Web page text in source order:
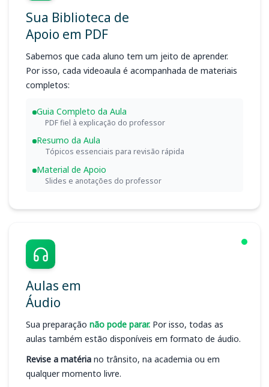
Sua Biblioteca de
Apoio em PDF
Sabemos que cada aluno tem um jeito de aprender.
Por isso, cada videoaula é acompanhada de materiais
completos:
Guia Completo da Aula
PDF fiel à explicação do professor
Resumo da Aula
Tópicos essenciais para revisão rápida
Material de Apoio
Slides e anotações do professor
Aulas em
Áudio
Sua preparação não pode parar. Por isso, todas as
aulas também estão disponíveis em formato de áudio.
Revise a matéria no trânsito, na academia ou em
qualquer momento livre.